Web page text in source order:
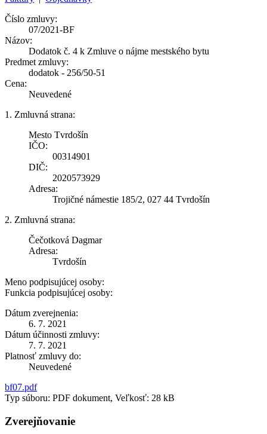
Číslo zmluvy:
07/2021-BF
Názov:
Dodatok č. 4 k Zmluve o nájme mestského bytu
Predmet zmluvy:
dodatok - 256/50-51
Cena:
Neuvedené
1. Zmluvná strana:
Mesto Tvrdošín
IČO:
00314901
DIČ:
2020573929
Adresa:
Trojičné námestie 185/2, 027 44 Tvrdošín
2. Zmluvná strana:
Čečotková Dagmar
Adresa:
Tvrdošín
Meno podpisujúcej osoby:
Funkcia podpisujúcej osoby:
Dátum zverejnenia:
6. 7. 2021
Dátum účinnosti zmluvy:
7. 7. 2021
Platnosť zmluvy do:
Neuvedené
bf07.pdf
Typ súboru: PDF dokument, Veľkosť: 28 kB
Zverejňovanie